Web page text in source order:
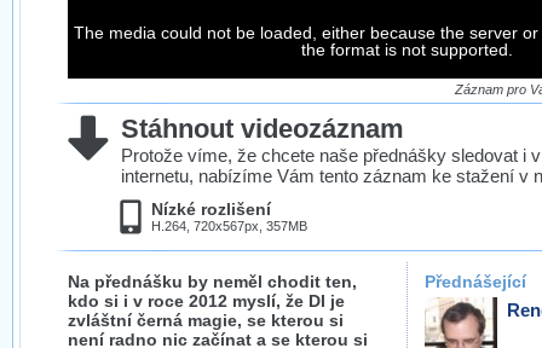
The media could not be loaded, either because the server
the format is not supported.
Záznam pro
Stáhnout videozáznam
Protože víme, že chcete naše přednášky sledovat i
internetu, nabízíme Vám tento záznam ke stažení v
Nízké rozlišení
H.264, 720x567px, 357MB
Na přednášku by neměl chodit ten,
kdo si i v roce 2012 myslí, že DI je
zvláštní černá magie, se kterou si
není radno nic začínat a se kterou si
Přednášející